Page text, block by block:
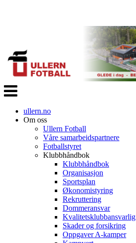
Veksle
navigasjon
ullern.no
Om oss
Ullern Fotball
Våre samarbeidspartnere
Fotballstyret
Klubbhåndbok
Klubbhåndbok
Organisasjon
Sportsplan
Økonomistyring
Rekruttering
Dommeransvar
Kvalitetsklubbansvarlig
Skader og forsikring
Oppgaver A-kamper